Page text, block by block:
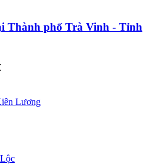
Thành phố Trà Vinh - Tỉnh
Lương